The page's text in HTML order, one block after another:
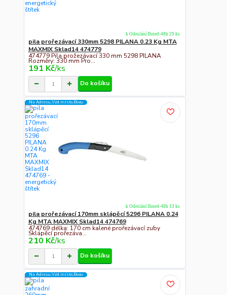
pila prořezávací 330mm 5298 PILANA 0.23 Kg MTA
MAXMIX Sklad14 474779
474779 Pila prožezávací 330 mm 5298 PILANA
Rozměry: 330 mm Pro...
191 Kč/ks
k Odeslání Ihned-48h 29 ks
Do košíku
Na Adresu,Výd.místo,Boxu
pila prořezávací 170mm sklápěcí 5296 PILANA 0.24
Kg MTA MAXMIX Sklad14 474769
474769 délka: 170 cm kalené prořezávací zuby
Sklápěcí prořezáva...
210 Kč/ks
k Odeslání Ihned-48h 13 ks
Do košíku
Na Adresu,Výd.místo,Boxu